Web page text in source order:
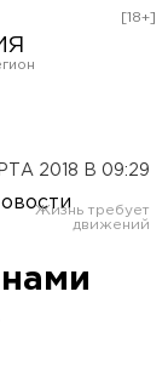
[18+]
2018 В 09:29